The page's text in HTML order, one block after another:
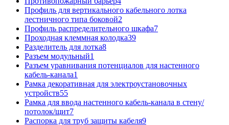
Профиль для вертикального кабельного лотка
лестничного типа боковой2
Профиль распределительного шкафа7
Проходная клеммная колодка39
Разделитель для лотка8
Разъем модульный1
Разъем уравнивания потенциалов для настенного
кабель-канала1
Рамка декоративная для электроустановочных
устройств55
Рамка для ввода настенного кабель-канала в стену/
потолок/щит7
Распорка для труб защиты кабеля9